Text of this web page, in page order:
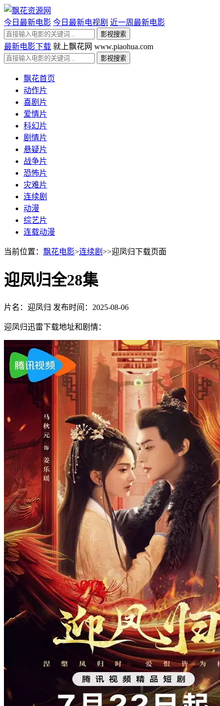
今日最新电影 今日最新电视剧 近一周最新电影
最新电影下载 就上飘花网 www.piaohua.com
飘花首页
动作片
喜剧片
爱情片
科幻片
剧情片
悬疑片
战争片
恐怖片
灾难片
连续剧
动漫
综艺片
连载动漫
当前位置： 飘花电影>连续剧 >>迎凤归下载页面
迎凤归全28集
片名：迎凤归 发布时间：2025-08-06
迎凤归迅雷下载地址和剧情：